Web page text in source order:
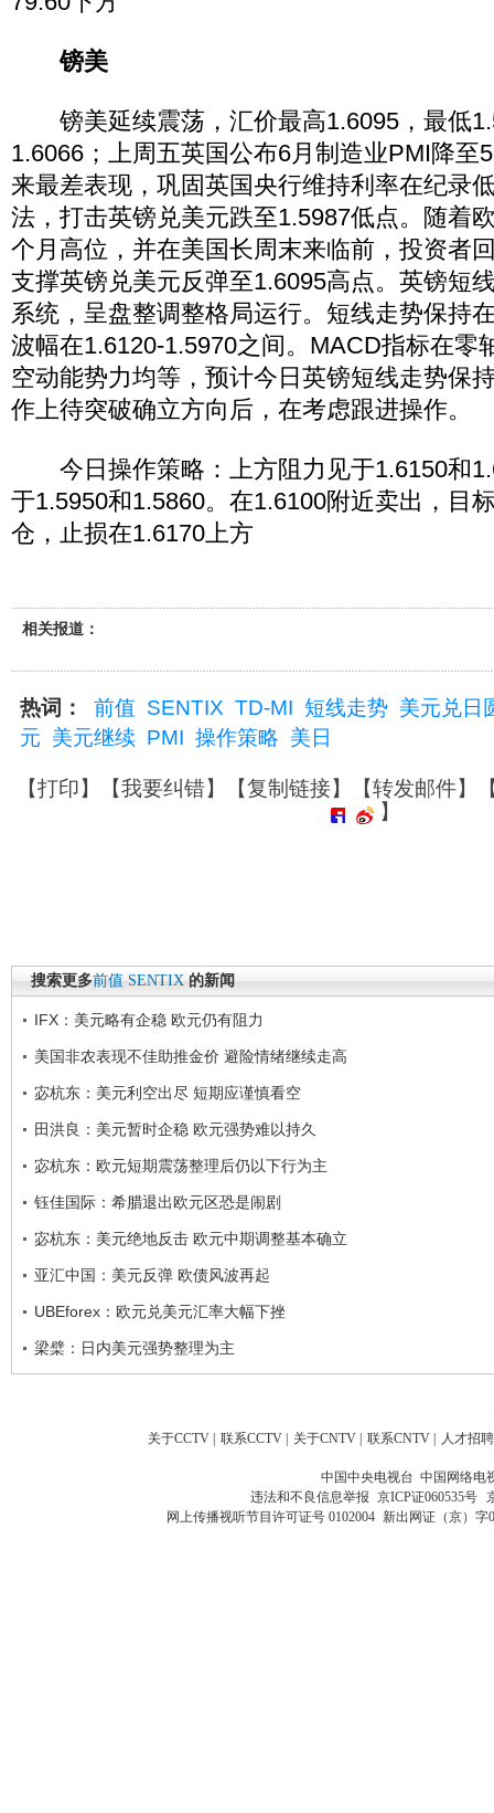
镑美
镑美延续震荡，汇价最高1.6095，最低
1.6066；上周五英国公布6月制造业PMI降至
来最差表现，巩固英国央行维持利率在纪录
法，打击英镑兑美元跌至1.5987低点。随着
个月高位，并在美国长周末来临前，投资者
支撑英镑兑美元反弹至1.6095高点。英镑短
系统，呈盘整调整格局运行。短线走势保持
波幅在1.6120-1.5970之间。MACD指标在零
空动能势力均等，预计今日英镑短线走势保
作上待突破确立方向后，在考虑跟进操作。
今日操作策略：上方阻力见于1.6150和
于1.5950和1.5860。在1.6100附近卖出，目
仓，止损在1.6170上方
相关报道：
热词： 前值 SENTIX TD-MI 短线走势 美元兑日
元 美元继续 PMI 操作策略 美日
【打印】【我要纠错】【复制链接】【转发邮件】
】
搜索更多前值 SENTIX 的新闻
IFX：美元略有企稳 欧元仍有阻力
美国非农表现不佳助推金价 避险情绪继续走高
宓杭东：美元利空出尽 短期应谨慎看空
田洪良：美元暂时企稳 欧元强势难以持久
宓杭东：欧元短期震荡整理后仍以下行为主
钰佳国际：希腊退出欧元区恐是闹剧
宓杭东：美元绝地反击 欧元中期调整基本确立
亚汇中国：美元反弹 欧债风波再起
UBEforex：欧元兑美元汇率大幅下挫
梁檗：日内美元强势整理为主
关于CCTV | 联系CCTV | 关于CNTV | 联系CNTV | 人才招聘
中国中央电视台 中国网络电
违法和不良信息举报 京ICP证060535号
网上传播视听节目许可证号 0102004 新出网证（京）